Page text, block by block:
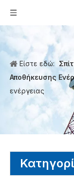
Είστε εδώ:
Αποθήκευσης
ενέργειας